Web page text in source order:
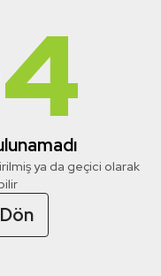
ya da geçici olarak